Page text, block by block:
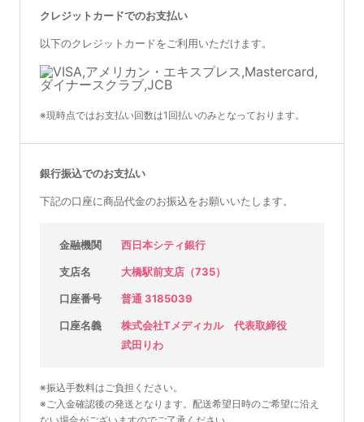
クレジットカードでのお支払い
以下のクレジットカードをご利用いただけます。
※現時点ではお支払い回数は1回払いのみとなっております。
銀行振込でのお支払い
下記の口座に商品代金のお振込をお願いいたします。
金融機関 西日本シティ銀行
支店名 大橋駅前支店（735）
口座番号 普通 3185039
口座名義
株式会社Tメディカル 代表取締役
武田りわ
※振込手数料はご負担ください。
※ご入金確認後の発送となります。配送希望日時のご希望に沿え